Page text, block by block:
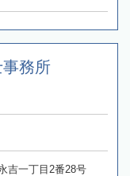
務所
吉一丁目2番28号